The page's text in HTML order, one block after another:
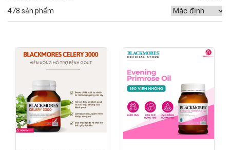
478 sản phẩm